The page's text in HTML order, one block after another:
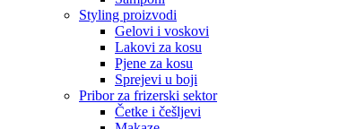
Styling proizvodi
Gelovi i voskovi
Lakovi za kosu
Pjene za kosu
Sprejevi u boji
Pribor za frizerski sektor
Četke i češljevi